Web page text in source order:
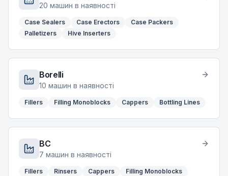
20 машин в наявності
Case Sealers Case Erectors
Case Packers
Palletizers
Hive Inserters
Borelli
10 машин в наявності
Fillers Filling Monoblocks Cappers Bottling Lines
BC
7 машин в наявності
Fillers Rinsers Cappers
Filling Monoblocks